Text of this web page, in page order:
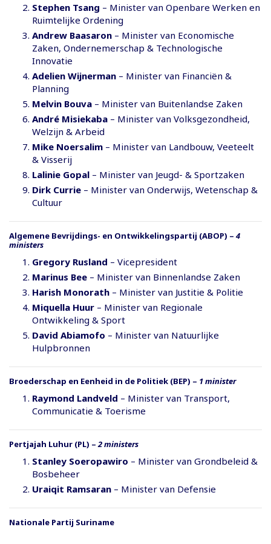
Stephen Tsang – Minister van Openbare Werken en
Ruimtelijke Ordening
Andrew Baasaron – Minister van Economische
Zaken, Ondernemerschap & Technologische
Innovatie
Adelien Wijnerman – Minister van Financiën &
Planning
Melvin Bouva – Minister van Buitenlandse Zaken
André Misiekaba – Minister van Volksgezondheid,
Welzijn & Arbeid
Mike Noersalim – Minister van Landbouw, Veeteelt
& Visserij
Lalinie Gopal – Minister van Jeugd- & Sportzaken
Dirk Currie – Minister van Onderwijs, Wetenschap &
Cultuur
Algemene Bevrijdings- en Ontwikkelingspartij (ABOP) – 4
ministers
Gregory Rusland – Vicepresident
Marinus Bee – Minister van Binnenlandse Zaken
Harish Monorath – Minister van Justitie & Politie
Miquella Huur – Minister van Regionale
Ontwikkeling & Sport
David Abiamofo – Minister van Natuurlijke
Hulpbronnen
Broederschap en Eenheid in de Politiek (BEP) – 1 minister
Raymond Landveld – Minister van Transport,
Communicatie & Toerisme
Pertjajah Luhur (PL) –2 ministers
Stanley Soeropawiro – Minister van Grondbeleid &
Bosbeheer
Uraiqit Ramsaran – Minister van Defensie
Nationale Partij Suriname